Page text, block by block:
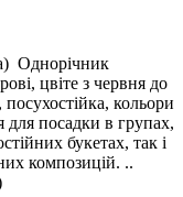
Однорічник
цвіте з червня до
кольори
для посадки в групах,
букетах, так і
композицій. ..